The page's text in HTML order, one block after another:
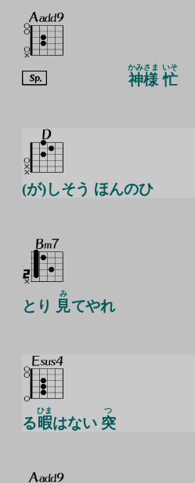
神様
かみさま
忙
いそ
(が)しそう ほんのひ
とり 見
み
てやれ
る 暇
ひま
はない 突
つ